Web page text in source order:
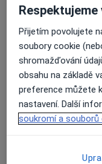
Dostupnost
Na této adrese
Co mám v
Způsoby platby
Na teto adrese
Přijetím povolujete
soubory cookie
shromažďování
obsahu na základě
preference můžete
nastavení. Další
soukromí a souborů